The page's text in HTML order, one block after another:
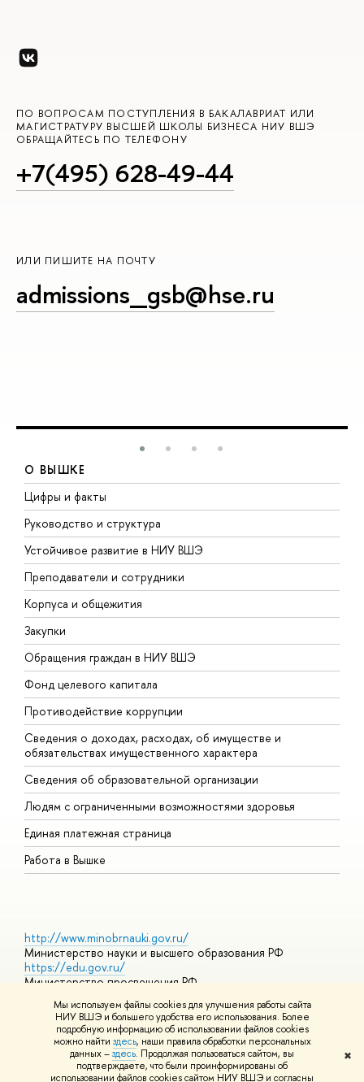
Мы используем файлы cookies для улучшения работы сайта
НИУ ВШЭ и большего удобства его использования. Более
подробную информацию об использовании файлов cookies
можно найти здесь, наши правила обработки персональных
данных –здесь. Продолжая пользоваться сайтом, вы
подтверждаете, что были проинформированы об
использовании файлов cookies сайтом НИУ ВШЭ и согласны
✖
ПО ВОПРОСАМ ПОСТУПЛЕНИЯ В БАКАЛАВРИАТ ИЛИ
МАГИСТРАТУРУ ВЫСШЕЙ ШКОЛЫ БИЗНЕСА НИУ ВШЭ
ОБРАЩАЙТЕСЬ ПО ТЕЛЕФОНУ
+7(495) 628-49-44
ИЛИ ПИШИТЕ НА ПОЧТУ
admissions_gsb@hse.ru
О ВЫШКЕ
Цифры и факты
Руководство и структура
Устойчивое развитие в НИУ ВШЭ
Преподаватели и сотрудники
Корпуса и общежития
Закупки
Обращения граждан в НИУ ВШЭ
Фонд целевого капитала
Противодействие коррупции
Сведения о доходах, расходах, об имуществе и
обязательствах имущественного характера
Сведения об образовательной организации
Людям с ограниченными возможностями здоровья
Единая платежная страница
Работа в Вышке
http://www.minobrnauki.gov.ru/
Министерство науки и высшего образования РФ
https://edu.gov.ru/
Министерство просвещения РФ
https://elearning.hse.ru/mooc
Массовые открытые онлайн-курсы
© НИУ ВШЭ 1993–2026 Адреса и контактыУсловия
использования материалов Политика конфиденциальности